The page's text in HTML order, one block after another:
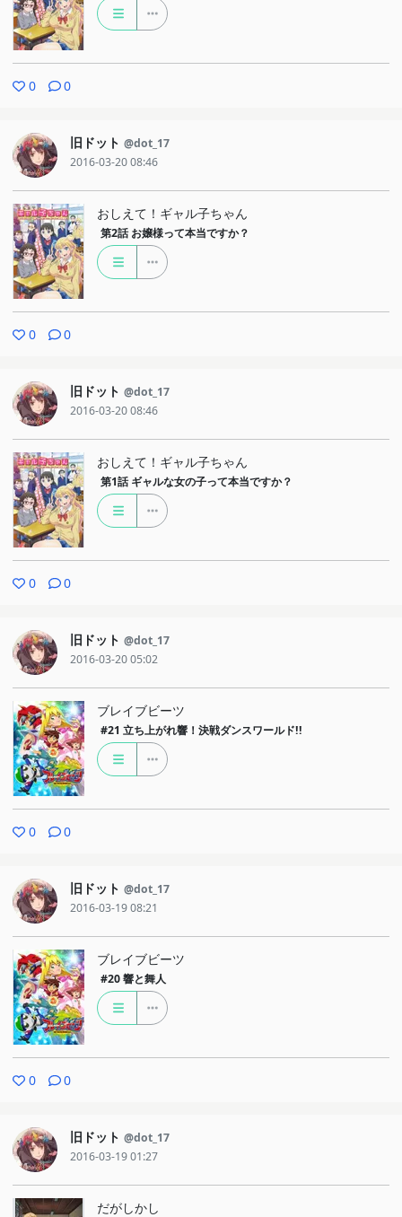
0 0
旧ドット @dot_17
2016-03-20 08:46
おしえて！ギャル子ちゃん
第2話 お嬢様って本当ですか？
0 0
旧ドット @dot_17
2016-03-20 08:46
おしえて！ギャル子ちゃん
第1話 ギャルな女の子って本当ですか？
0 0
旧ドット @dot_17
2016-03-20 05:02
ブレイブビーツ
#21 立ち上がれ響！決戦ダンスワールド!!
0 0
旧ドット @dot_17
2016-03-19 08:21
ブレイブビーツ
#20 響と舞人
0 0
旧ドット @dot_17
2016-03-19 01:27
だがしかし